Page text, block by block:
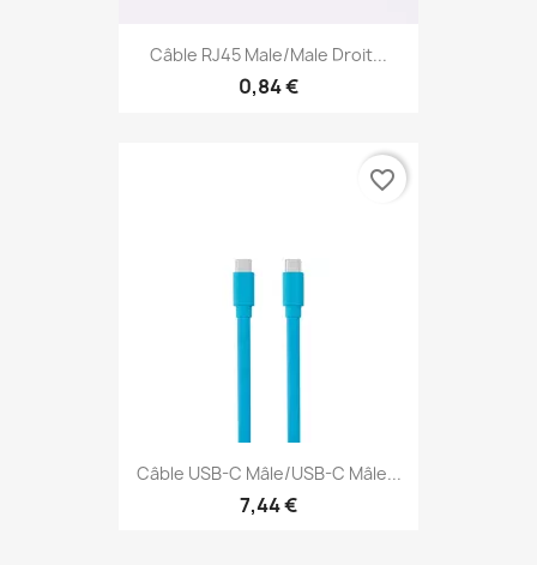
Câble RJ45 Male/Male Droit...
0,84 €
Câble USB-C Mâle/USB-C Mâle...
7,44 €
favorite_border